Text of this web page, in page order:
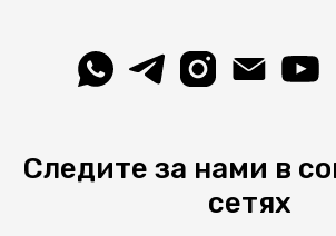
Следите за нами в
сетях